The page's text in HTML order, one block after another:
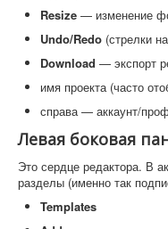
Resize — изменение
Undo/Redo (стрелки
Download — экспорт
имя проекта (часто
справа — аккаунт/
Левая боковая
Это сердце редактора. В
разделы (именно так
Templates